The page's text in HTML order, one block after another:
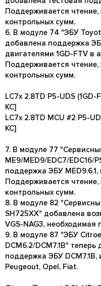
Поддерживается чтение,
контрольных сумм.
6. В модуле 74 "ЭБУ
добавлена поддержка
двигателями 1GD-FTV в
Поддерживается чтение,
контрольных сумм.
LC7x 2.8TD P5-UDS
КС]
LC7x 2.8TD MCU #2 P5-
КС]
7. В модуле 77
ME9/MED9/EDC7/EDC16/
поддержка ЭБУ
Поддерживается чтение,
контрольных сумм.
8. В модуле 82
SH725XX" добавлена
VGS-NAG3,
9. В модуле 87 "ЭБУ
DCM6.2/DCM7.1B"
поддержка ЭБУ
Peugeout, Opel, Fiat.